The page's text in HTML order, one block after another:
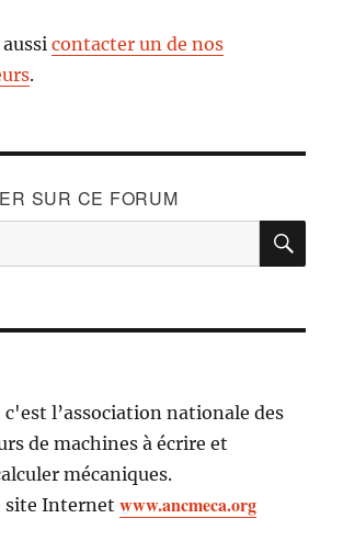
aussicontacter un de nos
.
SUR CE FORUM
c'est l’association nationale des
de machines à écrire et
mécaniques.
site Internetwww.ancmeca.org